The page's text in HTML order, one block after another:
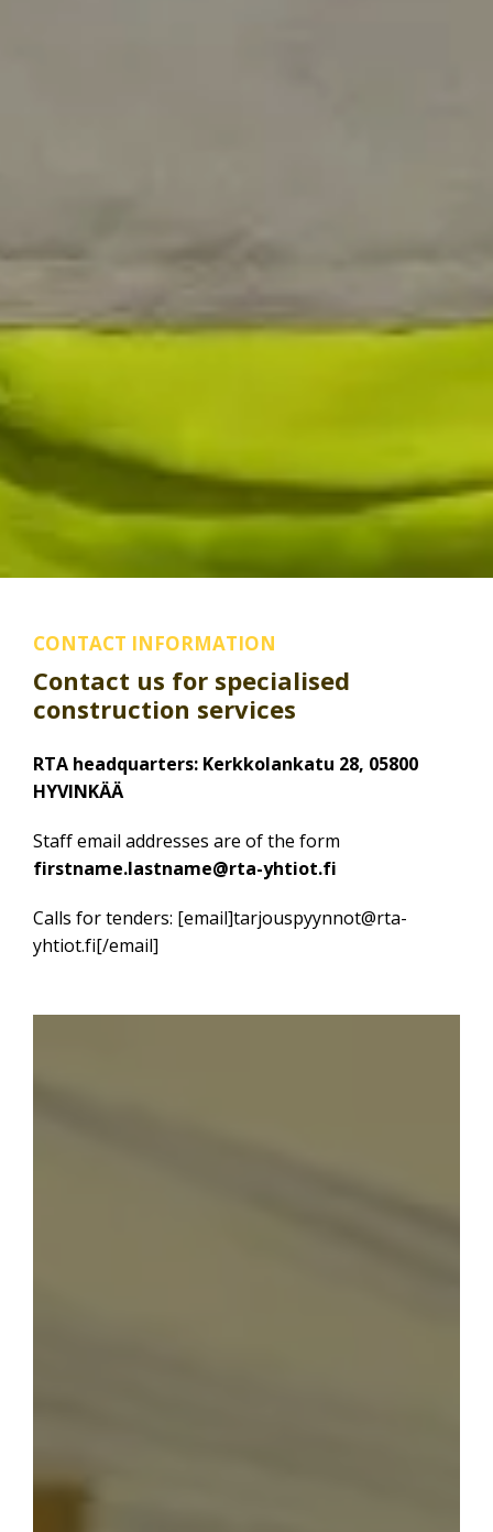
CONTACT INFORMATION
Contact us for specialised
construction services
RTA headquarters: Kerkkolankatu 28, 05800
HYVINKÄÄ
Staff email addresses are of the form
firstname.lastname@rta-yhtiot.fi
Calls for tenders: [email]tarjouspyynnot@rta-
yhtiot.fi[/email]